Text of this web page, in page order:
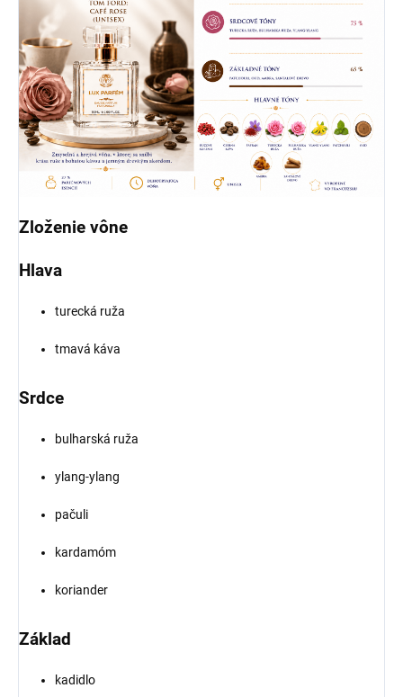
Zloženie vône
Hlava
turecká ruža
tmavá káva
Srdce
bulharská ruža
ylang-ylang
pačuli
kardamóm
koriander
Základ
kadidlo